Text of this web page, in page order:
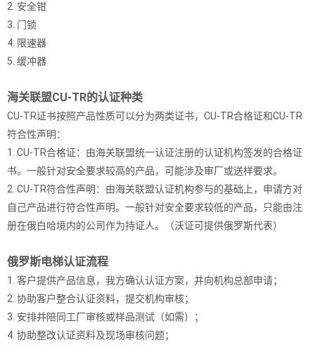
2. 安全钳
3. 门锁
4. 限速器
5. 缓冲器
海关联盟CU-TR的认证种类
CU-TR证书按照产品性质可以分为两类证书，CU-TR合格证和CU-TR
符合性声明：
1. CU-TR合格证：由海关联盟统一认证注册的认证机构签发的合格证
书。一般针对安全要求较高的产品，可能涉及审厂或送样要求。
2. CU-TR符合性声明：由海关联盟认证机构参与的基础上，申请方对
自己产品进行符合性声明。一般针对安全要求较低的产品，只能由注
册在俄白哈境内的公司作为持证人。（沃证可提供俄罗斯代表）
俄罗斯电梯认证流程
1. 客户提供产品信息，我方确认认证方案，并向机构总部申请；
2. 协助客户整合认证资料，提交机构审核；
3. 安排并陪同工厂审核或样品测试（如需）；
4. 协助整改认证资料及现场审核问题；